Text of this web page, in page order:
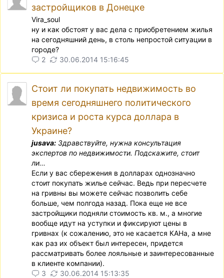
застройщиков в Донецке
Vira_soul
ну и как обстоят у вас дела с приобретением жилья
на сегодняшний день, в столь непростой ситуации в
городе?
2
30.06.2014 15:16:45
Cтоит ли покупать недвижимость во
время сегодняшнего политического
кризиса и роста курса доллара в
Украине?
jusava: Здравствуйте, нужна консультация
экспертов по недвижимости. Подскажите, стоит
ли...
Если у вас сбережения в долларах однозначно
стоит покупать жилье сейчас. Ведь при пересчете
на гривны вы можете сейчас позволить себе
больше, чем полгода назад. Пока еще не все
застройщики подняли стоимость кв. м., а многие
вообще идут на уступки и фиксируют цены в
гривнах (к сожалению, это не касается КАНа, а мне
как раз их объект был интересен, придется
рассматривать более лояльные и заинтересованные
в клиенте компании).
3
30.06.2014 15:13:35